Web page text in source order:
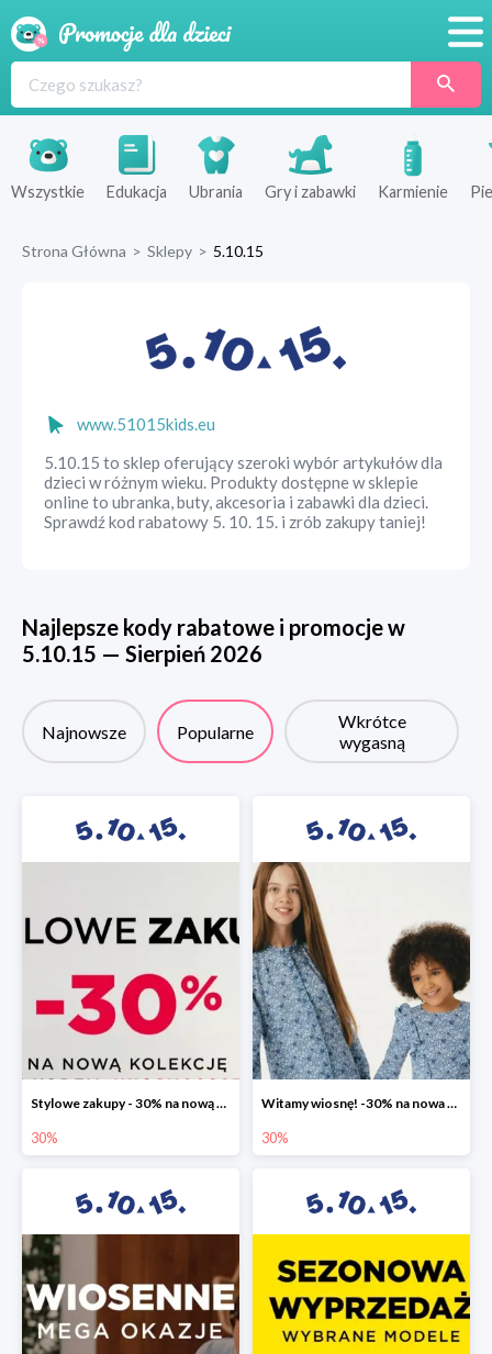
Produkty
Sklepy
Wszystkie Edukacja Ubrania Gry i zabawki Karmienie
Strona Główna > Sklepy > 5.10.15
www.51015kids.eu
5.10.15 to sklep oferujący szeroki wybór artykułów dla
dzieci w różnym wieku. Produkty dostępne w sklepie
online to ubranka, buty, akcesoria i zabawki dla dzieci.
Sprawdź kod rabatowy 5. 10. 15. i zrób zakupy taniej!
Najlepsze kody rabatowe i promocje w
5.10.15 — Sierpień 2026
Najnowsze Popularne
Wkrótce
wygasną
Stylowe zakupy - 30% na nową kolekcję
30%
Witamy wiosnę! -30% na nowa kolekcję
30%